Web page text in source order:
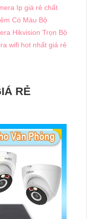
Ip giá rẻ chất
Có Màu Bộ
Hikvision Trọn Bộ
wifi hot nhất giá rẻ
RẺ